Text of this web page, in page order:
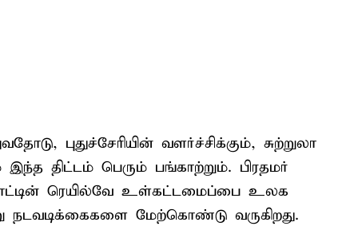
புதுச்சேரியின் வளர்ச்சிக்கும், சுற்றுலா
திட்டம் பெரும் பங்காற்றும். பிரதமர்
ரெயில்வே உள்கட்டமைப்பை உலக
நடவடிக்கைகளை மேற்கொண்டு வருகிறது.